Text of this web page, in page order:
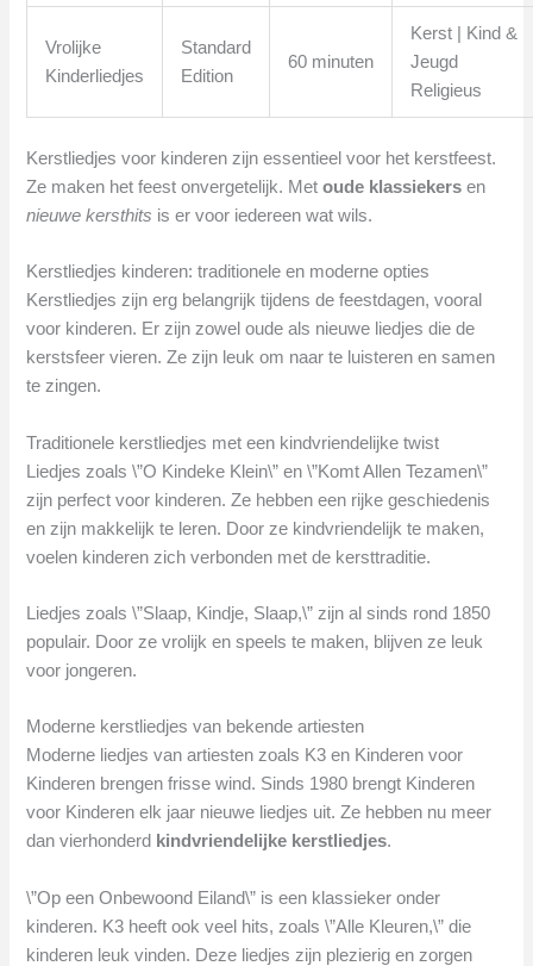
Vrolijke
Kinderliedjes
Standard
Edition
60 minuten
Kerst | Kind &
Jeugd
Religieus
Kerstliedjes voor kinderen zijn essentieel voor het kerstfeest.
Ze maken het feest onvergetelijk. Metoude klassiekers en
nieuwe kersthits is er voor iedereen wat wils.
Kerstliedjes kinderen: traditionele en moderne opties
Kerstliedjes zijn erg belangrijk tijdens de feestdagen, vooral
voor kinderen. Er zijn zowel oude als nieuwe liedjes die de
kerstsfeer vieren. Ze zijn leuk om naar te luisteren en samen
te zingen.
Traditionele kerstliedjes met een kindvriendelijke twist
Liedjes zoals \”O Kindeke Klein\” en \”Komt Allen Tezamen\”
zijn perfect voor kinderen. Ze hebben een rijke geschiedenis
en zijn makkelijk te leren. Door ze kindvriendelijk te maken,
voelen kinderen zich verbonden met de kersttraditie.
Liedjes zoals \”Slaap, Kindje, Slaap,\” zijn al sinds rond 1850
populair. Door ze vrolijk en speels te maken, blijven ze leuk
voor jongeren.
Moderne kerstliedjes van bekende artiesten
Moderne liedjes van artiesten zoals K3 en Kinderen voor
Kinderen brengen frisse wind. Sinds 1980 brengt Kinderen
voor Kinderen elk jaar nieuwe liedjes uit. Ze hebben nu meer
dan vierhonderd kindvriendelijke kerstliedjes.
\”Op een Onbewoond Eiland\” is een klassieker onder
kinderen. K3 heeft ook veel hits, zoals \”Alle Kleuren,\” die
kinderen leuk vinden. Deze liedjes zijn plezierig en zorgen